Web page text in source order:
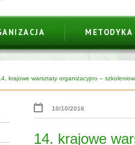
METODYKA
krajowe warsztaty organizacyjno –
10/10/2016
14. krajowe